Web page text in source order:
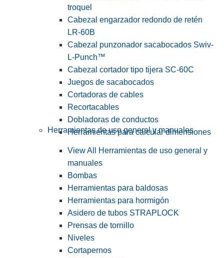
troquel
Cabezal engarzador redondo de retén
LR-60B
Cabezal punzonador sacabocados Swiv-
L-Punch™
Cabezal cortador tipo tijera SC-60C
Juegos de sacabocados
Cortadoras de cables
Recortacables
Dobladoras de conductos
Herramientas para calcular dimensiones
Herramientas de uso general y manuales
View All Herramientas de uso general y
manuales
Bombas
Herramientas para baldosas
Herramientas para hormigón
Asidero de tubos STRAPLOCK
Prensas de tornillo
Niveles
Cortapernos